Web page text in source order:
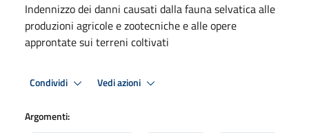
Indennizzo dei danni causati dalla fauna selvatica alle
produzioni agricole e zootecniche e alle opere
approntate sui terreni coltivati
Condividi Vedi azioni
Argomenti: